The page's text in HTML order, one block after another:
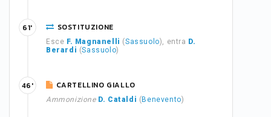
SOSTITUZIONE
Esce F. Magnanelli (Sassuolo), entra D.
Berardi (Sassuolo)
61'
CARTELLINO GIALLO
Ammonizione D. Cataldi ( Benevento)
46'